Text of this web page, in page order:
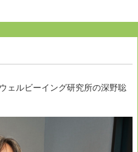
ェルビーイング研究所の深野聡